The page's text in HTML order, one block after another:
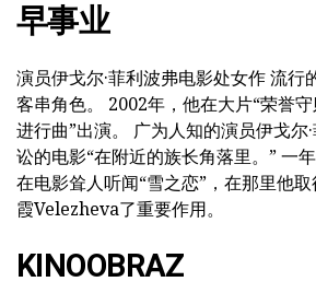
早事业
演员伊戈尔·菲利波弗电影处女作 流行
客串角色。 2002年，他在大片“荣誉
进行曲”出演。 广为人知的演员伊戈尔
讼的电影“在附近的族长角落里。” 一
在电影耸人听闻“雪之恋”，在那里他
霞Velezheva了重要作用。
KINOOBRAZ